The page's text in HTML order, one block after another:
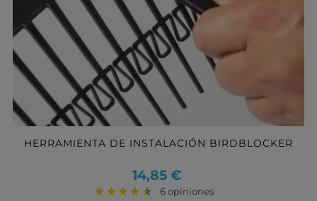
HERRAMIENTA DE INSTALACIÓN BIRDBLOCKER
Precio
14,85 €
6 opiniones